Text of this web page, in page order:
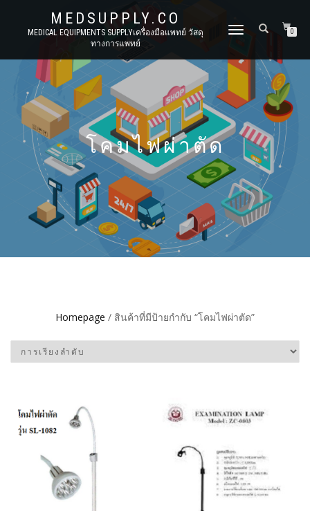
MEDSUPPLY.CO
MEDICAL EQUIPMENTS SUPPLYเครื่องมือแพทย์ วัสดุ
ทางการแพทย์
TOGGLE
0
โคมไฟผ่าตัด
Homepage / สินค้าที่มีป้ายกำกับ “โคมไฟผ่าตัด”